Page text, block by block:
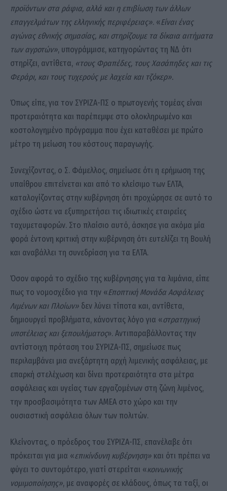
προϊόντων στα ράφια, αλλά και η επιβίωση των άλλων
επαγγελμάτων της ελληνικής περιφέρειας». «Είναι ένας
αγώνας εθνικής σημασίας, και στηρίζουμε τα δίκαια αιτήματα
των αγροτών», υπογράμμισε, κατηγορώντας τη ΝΔ ότι
στηρίζει, αντίθετα, «τους Φραπέδες, τους Χασάπηδες και τις
Φεράρι, και τους τυχερούς με λαχεία και τζόκερ».
Όπως είπε, για τον ΣΥΡΙΖΑ-ΠΣ ο πρωτογενής τομέας είναι
προτεραιότητα και παρέπεμψε στο ολοκληρωμένο και
κοστολογημένο πρόγραμμα που έχει καταθέσει με πρώτο
μέτρο τη μείωση του κόστους παραγωγής.
Συνεχίζοντας, ο Σ. Φάμελλος, σημείωσε ότι η ερήμωση της
υπαίθρου επιτείνεται και από το κλείσιμο των ΕΛΤΑ,
καταλογίζοντας στην κυβέρνηση ότι προχώρησε σε αυτό το
σχέδιο ώστε να εξυπηρετήσει τις ιδιωτικές εταιρείες
ταχυμεταφορών. Στο πλαίσιο αυτό, άσκησε για ακόμα μία
φορά έντονη κριτική στην κυβέρνηση ότι ευτελίζει τη Βουλή
και αναβάλλει τη συνεδρίαση για τα ΕΛΤΑ.
Όσον αφορά το σχέδιο της κυβέρνησης για τα λιμάνια, είπε
πως το νομοσχέδιο για την «Εποπτική Μονάδα Ασφάλειας
Λιμένων και Πλοίων» δεν λύνει τίποτα και, αντίθετα,
δημιουργεί προβλήματα, κάνοντας λόγο για «στρατηγική
υποτέλειας και ξεπουλήματος». Αντιπαραβάλλοντας την
αντίστοιχη πρόταση του ΣΥΡΙΖΑ-ΠΣ, σημείωσε πως
περιλαμβάνει μια ανεξάρτητη αρχή λιμενικής ασφάλειας, με
επαρκή στελέχωση και δίνει προτεραιότητα στα μέτρα
ασφάλειας και υγείας των εργαζομένων στη ζώνη λιμένος,
την προσβασιμότητα των ΑΜΕΑ στο χώρο και την
ουσιαστική ασφάλεια όλων των πολιτών.
Κλείνοντας, ο πρόεδρος του ΣΥΡΙΖΑ-ΠΣ, επανέλαβε ότι
πρόκειται για μια «επικίνδυνη κυβέρνηση» και ότι πρέπει να
φύγει το συντομότερο, γιατί στερείται «κοινωνικής
νομιμοποίησης», με αναφορές σε κλάδους, όπως τα ταξί, οι